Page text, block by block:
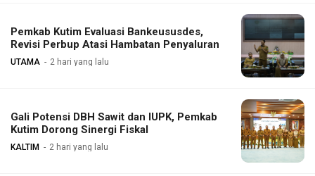
Pemkab Kutim Evaluasi Bankeususdes,
Revisi Perbup Atasi Hambatan Penyaluran
UTAMA 2 hari yang lalu
Gali Potensi DBH Sawit dan IUPK, Pemkab
Kutim Dorong Sinergi Fiskal
KALTIM 2 hari yang lalu